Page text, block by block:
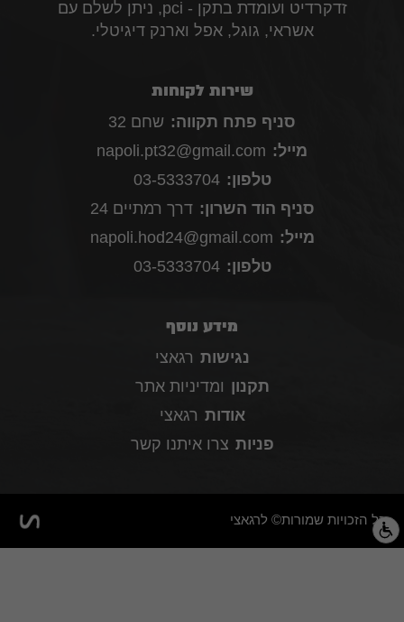
זדקרדיט ועומדת בתקן - pci, ניתן לשלם עם
אשראי, גוגל, אפל וארנק דיגיטלי.
שירות לקוחות
סניף פתח תקווה: שחם 32
מייל: napoli.pt32@gmail.com
טלפון: 03-5333704
סניף הוד השרון: דרך רמתיים 24
מייל: napoli.hod24@gmail.com
טלפון: 03-5333704
מידע נוסף
נגישות רגאצי
תקנון ומדיניות אתר
אודות רגאצי
פניות צרו איתנו קשר
כל הזכויות שמורות© לרגאצי